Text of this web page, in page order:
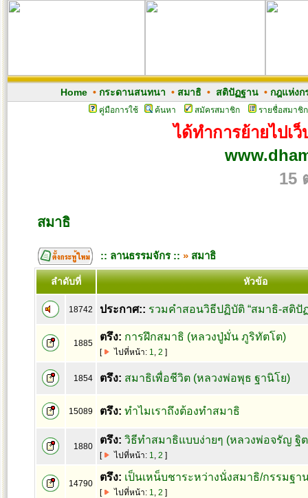
Home• กระดานสนทนา • สมาธิ• สติปัฏฐาน• กฎแห่งก
คู่มือการใช้ ค้นหา สมัครสมาชิก รายชื่อสมาชิก
ได้ทำการย้ายไปเ
15
สมาธิ
:: ลานธรรมจักร :: » สมาธิ
ลำดับที่ หัวข้อ
18742 ประกาศ:: รวมคำสอนวิธีปฏิบัติ “สมาธิ-สติปั
1885
ตรึง: การฝึกสมาธิ (หลวงปู่มั่น ภูริทัตโต)
[ ไปที่หน้า: 1, 2 ]
1854 ตรึง: สมาธิเพื่อชีวิต (หลวงพ่อพุธ ฐานิโย)
15089 ตรึง: ทำไมเราถึงต้องทำสมาธิ
1880
ตรึง: วิธีทำสมาธิแบบง่ายๆ (หลวงพ่อจรัญ ฐิ
[ ไปที่หน้า: 1, 2 ]
14790
ตรึง: เป็นเหน็บชาระหว่างนั่งสมาธิ/กรรมฐา
[ ไปที่หน้า: 1, 2 ]